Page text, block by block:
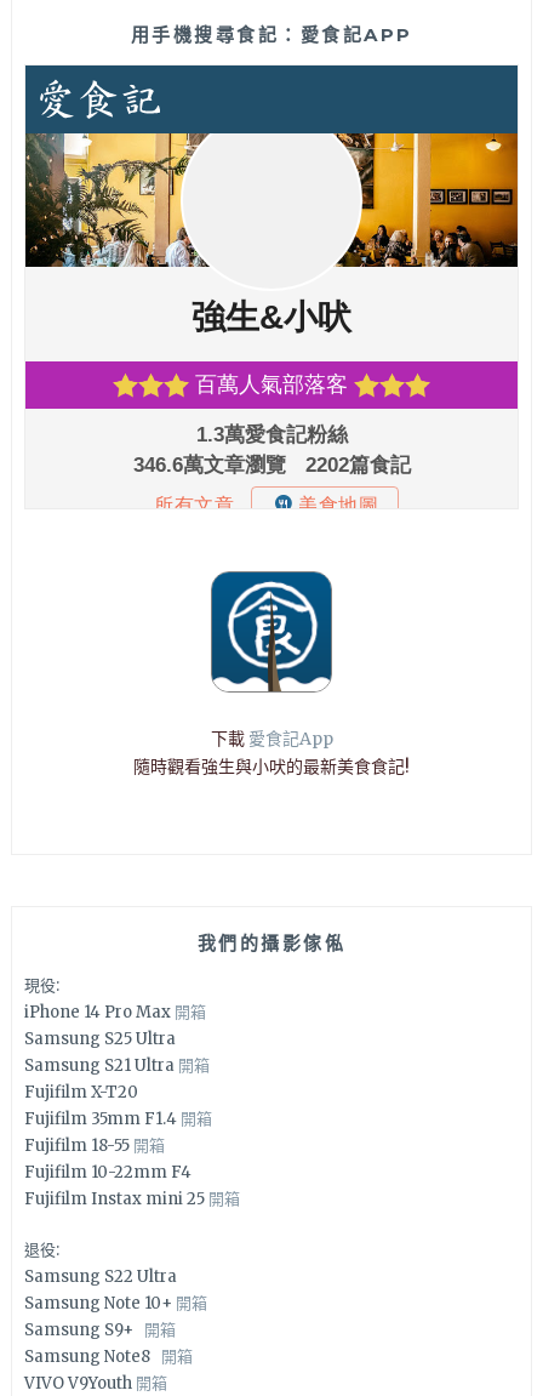
用手機搜尋食記：愛食記APP
下載 愛食記App
隨時觀看強生與小吠的最新美食食記!
我們的攝影傢俬
現役:
iPhone 14 Pro Max 開箱
Samsung S25 Ultra
Samsung S21 Ultra 開箱
Fujifilm X-T20
Fujifilm 35mm F1.4 開箱
Fujifilm 18-55 開箱
Fujifilm 10-22mm F4
Fujifilm Instax mini 25 開箱
退役:
Samsung S22 Ultra
Samsung Note 10+ 開箱
Samsung S9+ 開箱
Samsung Note8 開箱
VIVO V9Youth 開箱